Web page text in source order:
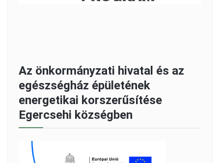
Az önkormányzati hivatal és az
egészségház épületének
energetikai korszerűsítése
Egercsehi községben